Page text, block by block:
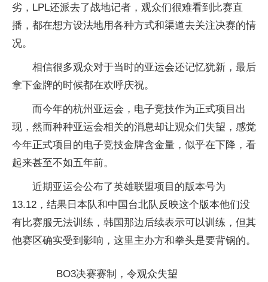
劣，LPL还派去了战地记者，观众们很难看到比赛直
播，都在想方设法地用各种方式和渠道去关注决赛的情
况。
相信很多观众对于当时的亚运会还记忆犹新，最后
拿下金牌的时候都在欢呼庆祝。
而今年的杭州亚运会，电子竞技作为正式项目出
现，然而种种亚运会相关的消息却让观众们失望，感觉
今年正式项目的电子竞技金牌含金量，似乎在下降，看
起来甚至不如五年前。
近期亚运会公布了英雄联盟项目的版本号为
13.12，结果日本队和中国台北队反映这个版本他们没
有比赛服无法训练，韩国那边后续表示可以训练，但其
他赛区确实受到影响，这里主办方和拳头是要背锅的。
BO3决赛赛制，令观众失望